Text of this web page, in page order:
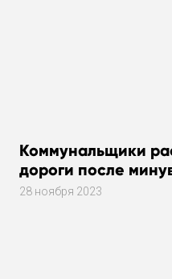
Коммунальщики
дороги после
28 ноября 2023